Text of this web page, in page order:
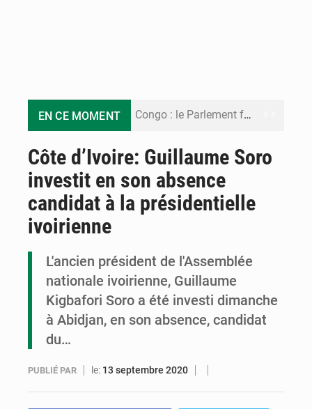
EN CE MOMENT Congo : le Parlement formule 28 recommandations sur le Cadre budgétaire 2027-2029
Congo-RDC : Brazzaville et Kinshasa renforcent leur coopération en faveur de la jeunesse
Côte d’Ivoire: Guillaume Soro
investit en son absence
candidat à la présidentielle
ivoirienne
L'ancien président de l'Assemblée
nationale ivoirienne, Guillaume
Kigbafori Soro a été investi dimanche
à Abidjan, en son absence, candidat
du…
PUBLIÉ PAR le: 13 septembre 2020